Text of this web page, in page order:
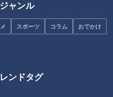
ジャンル
スポーツ コラム おでかけ
レンドタグ
お酒に合う！簡単アレンジ「干